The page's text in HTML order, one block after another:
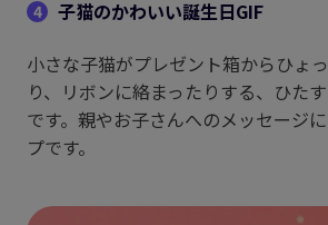
4
子猫のかわいい誕生日GIF
小さな子猫がプレゼント箱からひょ
り、リボンに絡まったりする、ひた
です。親やお子さんへのメッセージ
プです。